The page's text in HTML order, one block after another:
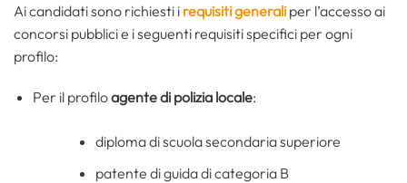
Ai candidati sono richiesti i requisiti generali per l’accesso ai
concorsi pubblici e i seguenti requisiti specifici per ogni
profilo:
Per il profiloagente di polizia locale:
diploma di scuola secondaria superiore
patente di guida di categoria B